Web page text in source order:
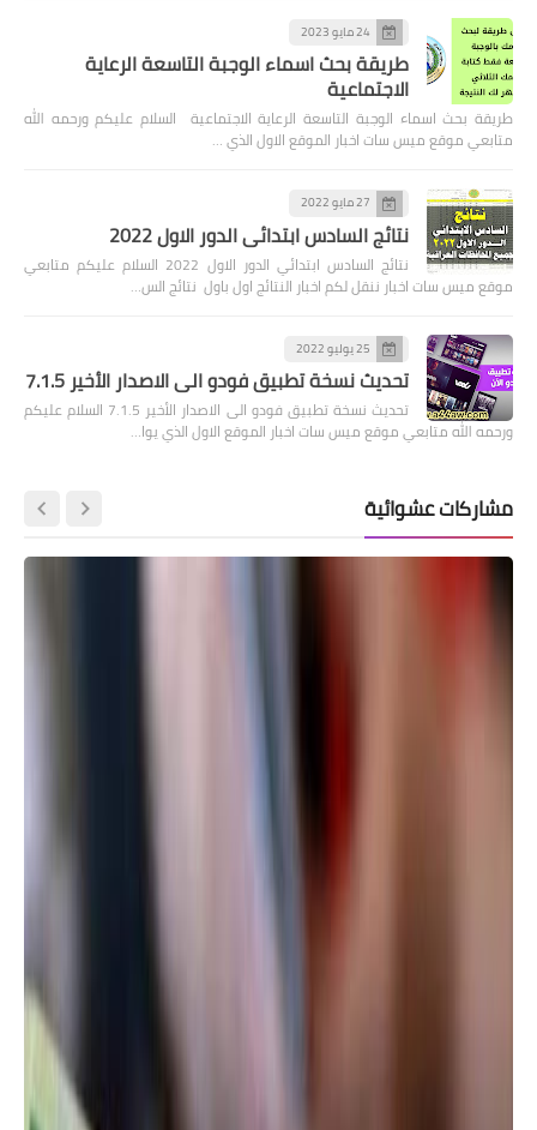
24 مايو 2023
طريقة بحث اسماء الوجبة التاسعة الرعاية
الاجتماعية
طريقة بحث اسماء الوجبة التاسعة الرعاية الاجتماعية السلام عليكم ورحمه الله
متابعي موقع ميس سات اخبار الموقع الاول الذي …
27 مايو 2022
نتائج السادس ابتدائي الدور الاول 2022
نتائج السادس ابتدائي الدور الاول 2022 السلام عليكم متابعي
موقع ميس سات اخبار ننقل لكم اخبار النتائج اول باول نتائج الس…
25 يوليو 2022
تحديث نسخة تطبيق فودو الى الاصدار الأخير 7.1.5
تحديث نسخة تطبيق فودو الى الاصدار الأخير 7.1.5 السلام عليكم
ورحمه الله متابعي موقع ميس سات اخبار الموقع الاول الذي يوا…
مشاركات عشوائية